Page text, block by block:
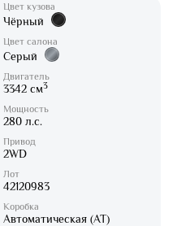
Цвет кузова
Чёрный
Цвет салона
Серый
Двигатель
3342 см3
Мощность
280 л.с.
Привод
2WD
Лот
42120983
Коробка
Автоматическая (AT)